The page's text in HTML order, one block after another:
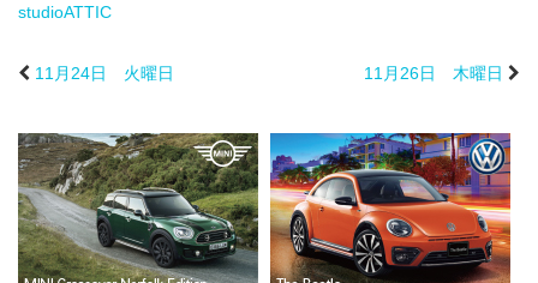
studioATTIC
11月24日 火曜日 11月26日 木曜日